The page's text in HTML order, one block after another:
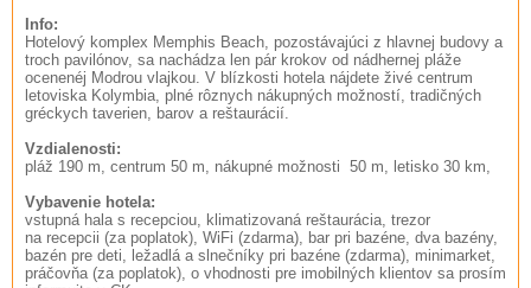
Info:
Hotelový komplex Memphis Beach, pozostávajúci z hlavnej budovy a
troch pavilónov, sa nachádza len pár krokov od nádhernej pláže
ocenenéj Modrou vlajkou. V blízkosti hotela nájdete živé centrum
letoviska Kolymbia, plné rôznych nákupných možností, tradičných
gréckych taverien, barov a reštaurácií.
Vzdialenosti:
pláž 190 m, centrum 50 m, nákupné možnosti 50 m, letisko 30 km,
Vybavenie hotela:
vstupná hala s recepciou, klimatizovaná reštaurácia, trezor
na recepcii (za poplatok), WiFi (zdarma), bar pri bazéne, dva bazény,
bazén pre deti, ležadlá a slnečníky pri bazéne (zdarma), minimarket,
práčovňa (za poplatok), o vhodnosti pre imobilných klientov sa prosím